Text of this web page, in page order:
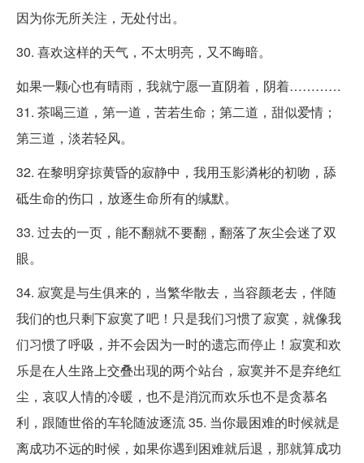
因为你无所关注，无处付出。
30. 喜欢这样的天气，不太明亮，又不晦暗。
如果一颗心也有晴雨，我就宁愿一直阴着，阴着…………
31. 茶喝三道，第一道，苦若生命；第二道，甜似爱情；
第三道，淡若轻风。
32. 在黎明穿掠黄昏的寂静中，我用玉影潾彬的初吻，舔
砥生命的伤口，放逐生命所有的缄默。
33. 过去的一页，能不翻就不要翻，翻落了灰尘会迷了双
眼。
34. 寂寞是与生俱来的，当繁华散去，当容颜老去，伴随
我们的也只剩下寂寞了吧！只是我们习惯了寂寞，就像我
们习惯了呼吸，并不会因为一时的遗忘而停止！寂寞和欢
乐是在人生路上交叠出现的两个站台，寂寞并不是弃绝红
尘，哀叹人情的冷暖，也不是消沉而欢乐也不是贪慕名
利，跟随世俗的车轮随波逐流 35. 当你最困难的时候就是
离成功不远的时候，如果你遇到困难就后退，那就算成功